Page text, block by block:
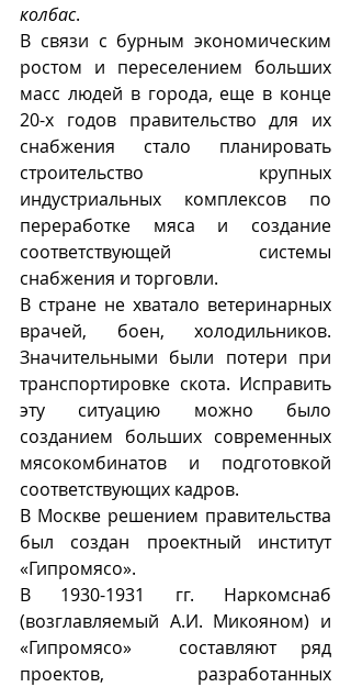
колбас.
В связи с бурным экономическим
ростом и переселением больших
масс людей в города, еще в конце
20-х годов правительство для их
снабжения стало планировать
строительство крупных
индустриальных комплексов по
переработке мяса и создание
соответствующей системы
снабжения и торговли.
В стране не хватало ветеринарных
врачей, боен, холодильников.
Значительными были потери при
транспортировке скота. Исправить
эту ситуацию можно было
созданием больших современных
мясокомбинатов и подготовкой
соответствующих кадров.
В Москве решением правительства
был создан проектный институт
«Гипромясо».
В 1930-1931 гг. Наркомснаб
(возглавляемый А.И. Микояном) и
«Гипромясо»  составляют ряд
проектов, разработанных